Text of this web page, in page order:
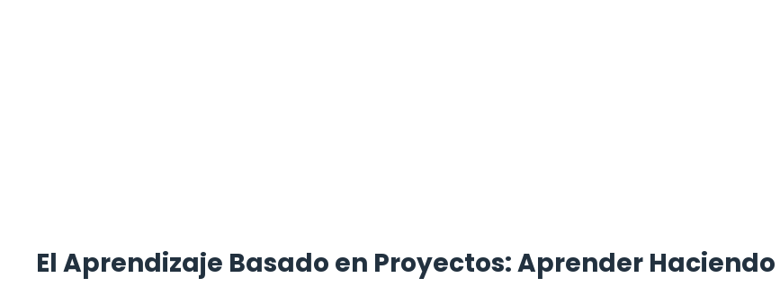
El Aprendizaje Basado en Proyectos: Aprender Haciendo